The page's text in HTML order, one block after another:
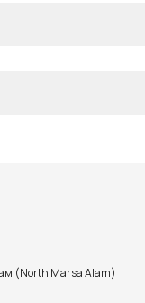
(North Marsa Alam)